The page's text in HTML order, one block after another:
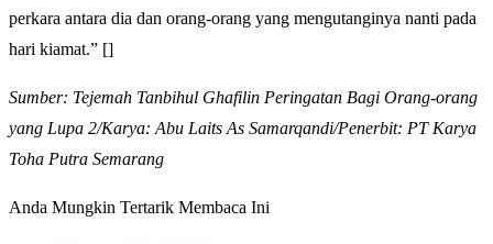
perkara antara dia dan orang-orang yang mengutanginya nanti pada
hari kiamat.” []
Sumber: Tejemah Tanbihul Ghafilin Peringatan Bagi Orang-orang
yang Lupa 2/Karya: Abu Laits As Samarqandi/Penerbit: PT Karya
Toha Putra Semarang
Anda Mungkin Tertarik Membaca Ini